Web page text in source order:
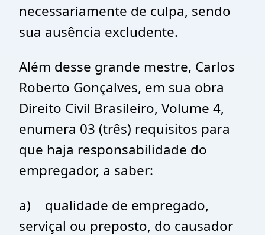
necessariamente de culpa, sendo
sua ausência excludente.
Além desse grande mestre, Carlos
Roberto Gonçalves, em sua obra
Direito Civil Brasileiro, Volume 4,
enumera 03 (três) requisitos para
que haja responsabilidade do
empregador, a saber:
a) qualidade de empregado,
serviçal ou preposto, do causador